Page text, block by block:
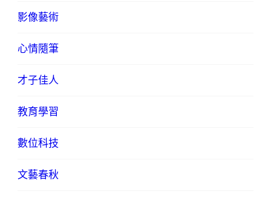
影像藝術
心情隨筆
才子佳人
教育學習
數位科技
文藝春秋